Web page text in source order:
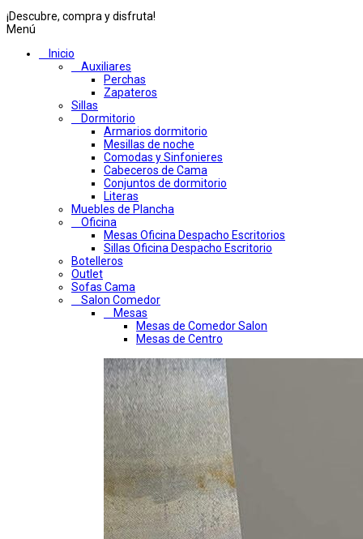
¡Descubre, compra y disfruta!
Menú
Inicio
Auxiliares
Perchas
Zapateros
Sillas
Dormitorio
Armarios dormitorio
Mesillas de noche
Comodas y Sinfonieres
Cabeceros de Cama
Conjuntos de dormitorio
Literas
Muebles de Plancha
Oficina
Mesas Oficina Despacho Escritorios
Sillas Oficina Despacho Escritorio
Botelleros
Outlet
Sofas Cama
Salon Comedor
Mesas
Mesas de Comedor Salon
Mesas de Centro